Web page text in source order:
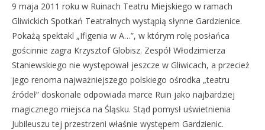
9 maja 2011 roku w Ruinach Teatru Miejskiego w ramach
Gliwickich Spotkań Teatralnych wystąpią słynne Gardzienice.
Pokażą spektakl „Ifigenia w A…”, w którym rolę posłańca
gościnnie zagra Krzysztof Globisz. Zespół Włodzimierza
Staniewskiego nie występował jeszcze w Gliwicach, a przecież
jego renoma najważniejszego polskiego ośrodka „teatru
źródeł” doskonale odpowiada marce Ruin jako najbardziej
magicznego miejsca na Śląsku. Stąd pomysł uświetnienia
Jubileuszu tej przestrzeni właśnie występem Gardzienic.